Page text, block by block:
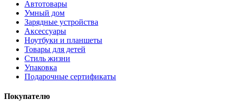
Автотовары
Умный дом
Зарядные устройства
Аксессуары
Ноутбуки и планшеты
Товары для детей
Стиль жизни
Упаковка
Подарочные сертификаты
Покупателю